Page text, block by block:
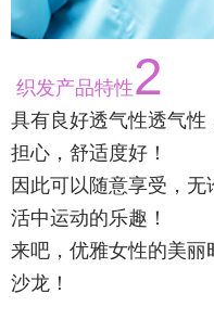
织发产品特性2
具有良好透气性透气
担心，舒适度好！
因此可以随意享受，
活中运动的乐趣！
来吧，优雅女性的美
沙龙！